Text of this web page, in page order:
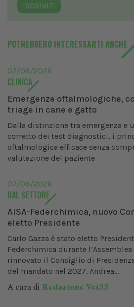
ISCRIVITI
POTREBBERO INTERESSARTI ANCHE
07/08/2026
CLINICA
Emergenze oftalmologiche,
triage in cane e gatto
Dalla distinzione tra emergenza e
corretto dei test diagnostici, i
oftalmologica efficace senza
valutazione del paziente
07/08/2026
DAL SETTORE
AISA-Federchimica, nuovo
eletto Presidente
Carlo Gazza è stato eletto
Federchimica durante
rinnovato il Consiglio di
del mandato nel 2027. Andrea...
A cura di Redazione Vet33